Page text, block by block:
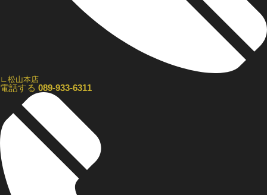
∟松山本店
電話する 089-933-6311